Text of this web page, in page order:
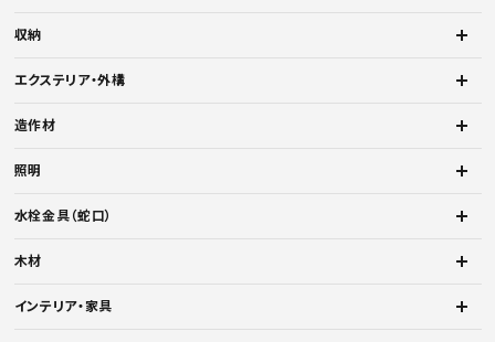
収納
エクステリア・外構
造作材
照明
水栓金具（蛇口）
木材
インテリア・家具